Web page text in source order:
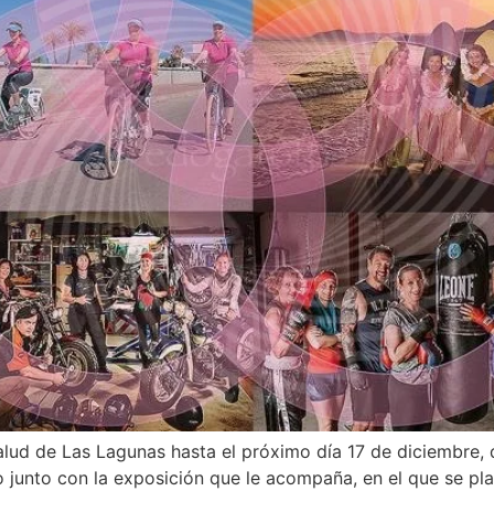
de Las Lagunas hasta el próximo día 17 de
con la exposición que le acompaña, en el que se